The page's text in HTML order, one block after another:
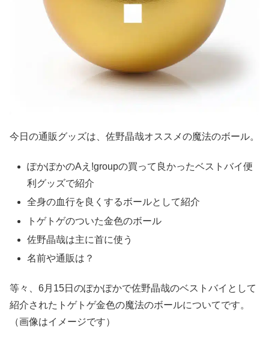
今日の通販グッズは、佐野晶哉オススメの魔法のボール。
ぽかぽかのAえ!groupの買って良かったベストバイ便
利グッズで紹介
全身の血行を良くするボールとして紹介
トゲトゲのついた金色のボール
佐野晶哉は主に首に使う
名前や通販は？
等々、6月15日のぽかぽかで佐野晶哉のベストバイとして
紹介されたトゲトゲ金色の魔法のボールについてです。
（画像はイメージです）